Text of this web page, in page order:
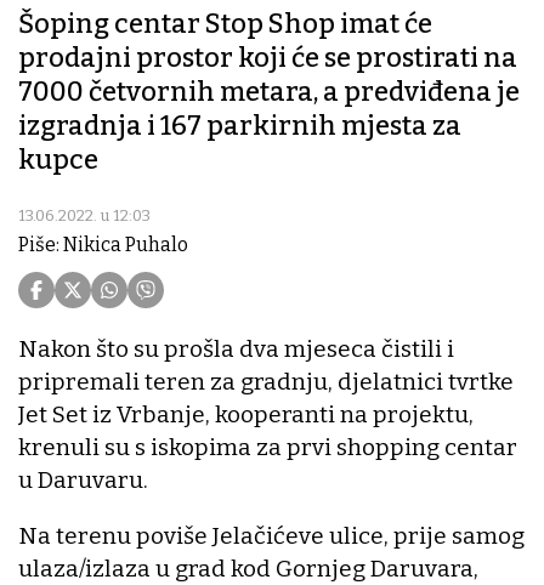
Šoping centar Stop Shop imat će
prodajni prostor koji će se prostirati na
7000 četvornih metara, a predviđena je
izgradnja i 167 parkirnih mjesta za
kupce
13.06.2022. u 12:03
Piše: Nikica Puhalo
Nakon što su prošla dva mjeseca čistili i
pripremali teren za gradnju, djelatnici tvrtke
Jet Set iz Vrbanje, kooperanti na projektu,
krenuli su s iskopima za prvi shopping centar
u Daruvaru.
Na terenu poviše Jelačićeve ulice, prije samog
ulaza/izlaza u grad kod Gornjeg Daruvara,